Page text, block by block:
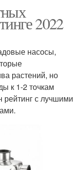
2022
насосы,
растений, но
к 1-2 точкам
рейтинг с лучшими